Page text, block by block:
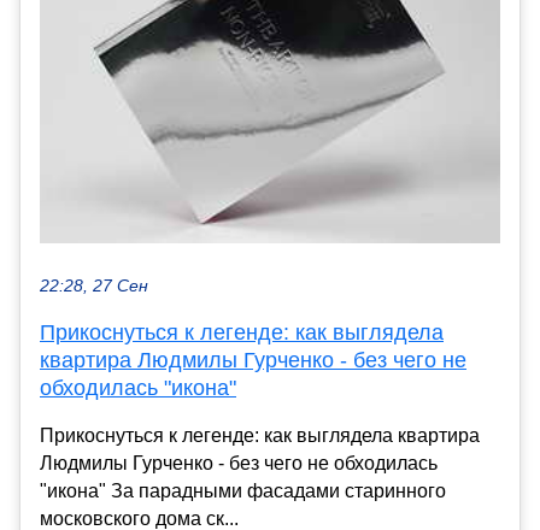
22:28, 27 Сен
Прикоснуться к легенде: как выглядела
квартира Людмилы Гурченко - без чего не
обходилась "икона"
Прикоснуться к легенде: как выглядела квартира
Людмилы Гурченко - без чего не обходилась
"икона" За парадными фасадами старинного
московского дома ск...